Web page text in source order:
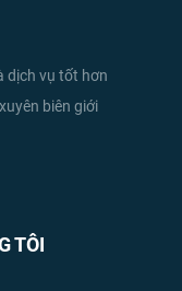
dịch vụ tốt hơn
biên giới
TÔI